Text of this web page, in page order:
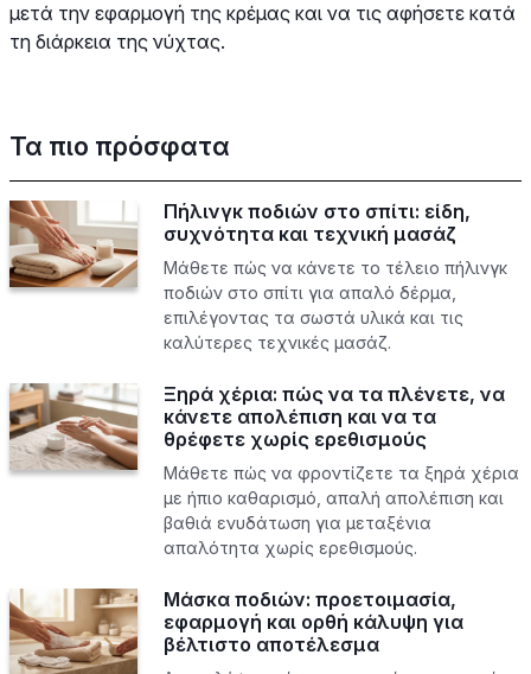
μετά την εφαρμογή της κρέμας και να τις αφήσετε κατά
τη διάρκεια της νύχτας.
Τα πιο πρόσφατα
Πήλινγκ ποδιών στο σπίτι: είδη,
συχνότητα και τεχνική μασάζ
Μάθετε πώς να κάνετε το τέλειο πήλινγκ
ποδιών στο σπίτι για απαλό δέρμα,
επιλέγοντας τα σωστά υλικά και τις
καλύτερες τεχνικές μασάζ.
Ξηρά χέρια: πώς να τα πλένετε, να
κάνετε απολέπιση και να τα
θρέφετε χωρίς ερεθισμούς
Μάθετε πώς να φροντίζετε τα ξηρά χέρια
με ήπιο καθαρισμό, απαλή απολέπιση και
βαθιά ενυδάτωση για μεταξένια
απαλότητα χωρίς ερεθισμούς.
Μάσκα ποδιών: προετοιμασία,
εφαρμογή και ορθή κάλυψη για
βέλτιστο αποτέλεσμα